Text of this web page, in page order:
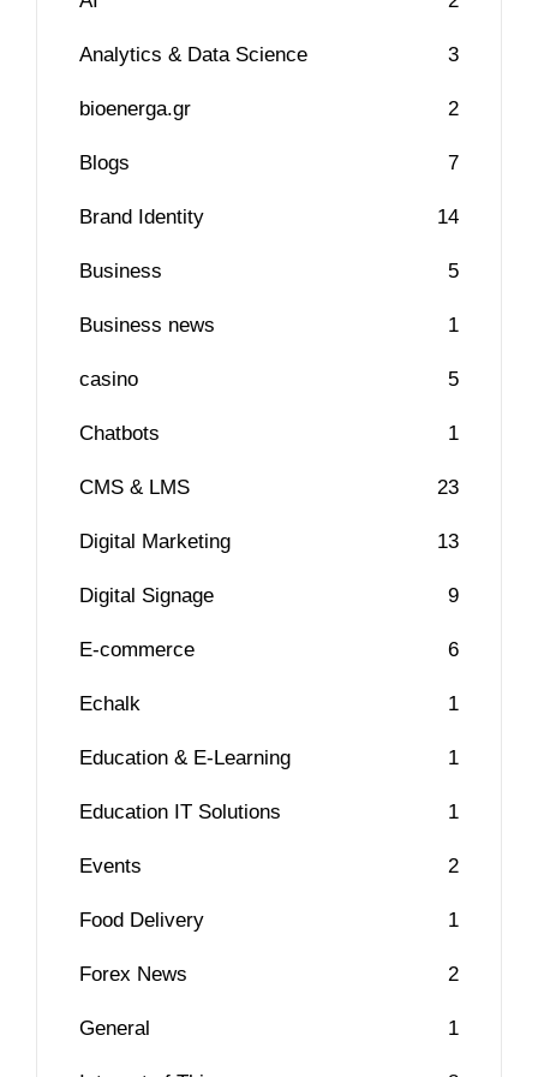
Analytics & Data Science 3
bioenerga.gr 2
Blogs 7
Brand Identity 14
Business 5
Business news 1
casino 5
Chatbots 1
CMS & LMS 23
Digital Marketing 13
Digital Signage 9
E-commerce 6
Echalk 1
Education & E-Learning 1
Education IT Solutions 1
Events 2
Food Delivery 1
Forex News 2
General 1